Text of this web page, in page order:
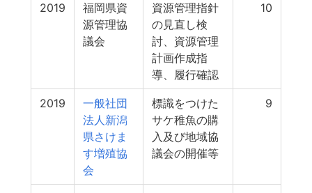
2019
福岡県資
源管理協
議会
資源管理指針
の見直し検
討、資源管理
計画作成指
導、履行確認
10
2019
一般社団
法人新潟
県さけま
す増殖協
会
標識をつけた
サケ稚魚の購
入及び地域協
議会の開催等
9